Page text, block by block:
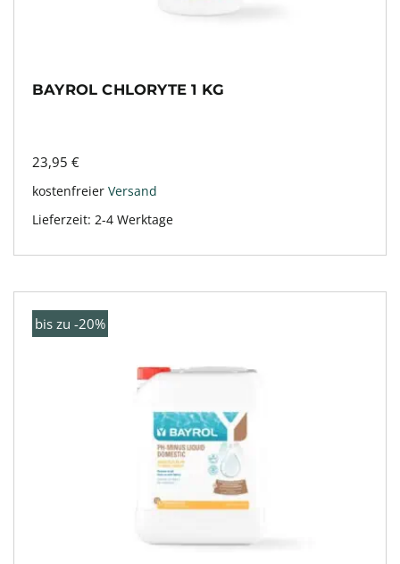
BAYROL CHLORYTE 1 KG
23,95 €
kostenfreier Versand
Lieferzeit: 2-4 Werktage
bis zu -20%